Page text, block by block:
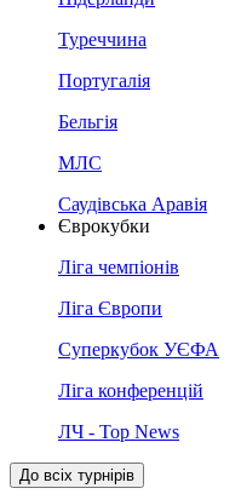
Туреччина
Португалія
Бельгія
МЛС
Саудівська Аравія
Єврокубки
Ліга чемпіонів
Ліга Європи
Суперкубок УЄФА
Ліга конференцій
ЛЧ - Top News
До всіх турнірів